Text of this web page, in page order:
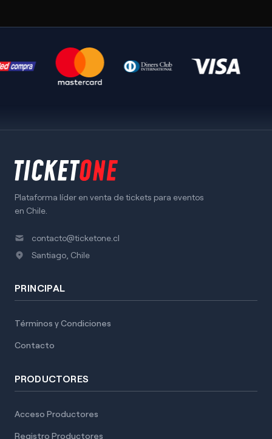
Plataforma líder en venta de tickets para eventos
en Chile.
contacto@ticketone.cl
Santiago, Chile
PRINCIPAL
Términos y Condiciones
Contacto
PRODUCTORES
Acceso Productores
Registro Productores